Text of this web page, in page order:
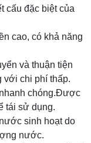
cấu đặc biệt của
cao, có khả năng
và thuận tiện
với chi phí thấp.
chóng.Được
tái sử dụng.
sinh hoạt do
nước.